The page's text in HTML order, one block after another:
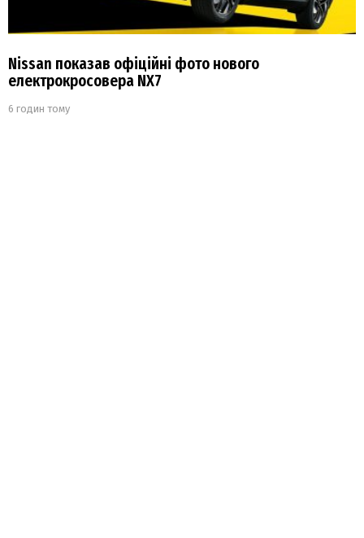
Nissan показав офіційні фото нового
електрокросовера NX7
6 годин тому